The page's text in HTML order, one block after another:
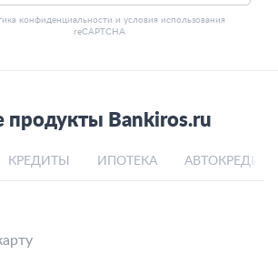
конфиденциальности и условия использования
reCAPTCHA
продукты Bankiros.ru
КРЕДИТЫ ИПОТЕКА